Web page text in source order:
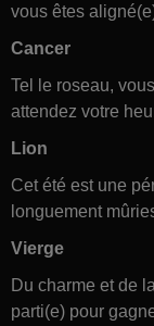
vous êtes
Cancer
Tel le roseau,
attendez votre
Lion
Cet été est une
longuement
Vierge
Du charme et de
parti(e) pour